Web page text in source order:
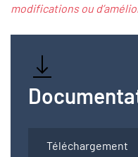
modifications ou
Téléchargement